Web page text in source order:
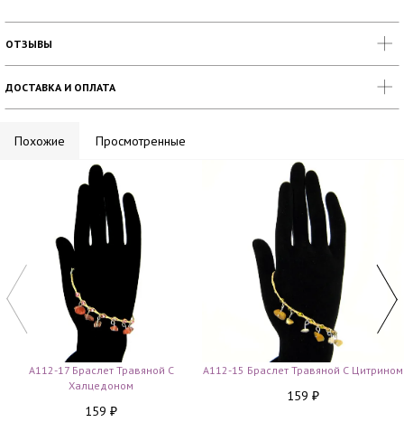
ОТЗЫВЫ
ДОСТАВКА И ОПЛАТА
Похожие Просмотренные
A112-17 Браслет Травяной С
Халцедоном
159 ₽
A112-15 Браслет Травяной С Цитрином
159 ₽